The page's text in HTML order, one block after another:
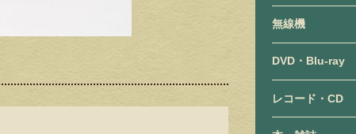
無線機
DVD・Blu-ray
レコード・CD